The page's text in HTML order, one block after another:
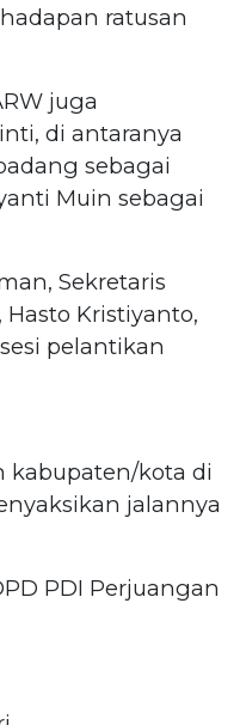
ratusan
juga
di antaranya
sebagai
Muin sebagai
Sekretaris
Kristiyanto,
pelantikan
kabupaten/kota di
jalannya
PDI Perjuangan